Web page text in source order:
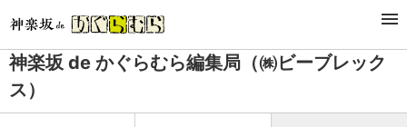
暮らし・娯楽
神楽坂 de かぐらむら編集局（㈱ビーブレックス）
ニュース
神楽坂 de かぐらむら編集局（㈱ビーブレック
ス）